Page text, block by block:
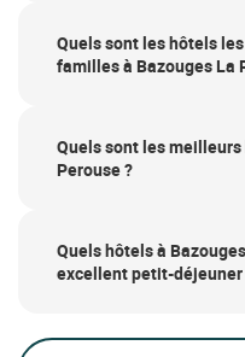
Quels sont les hôtels
familles à Bazouges La
Quels sont les
Perouse ?
Quels hôtels à
excellent petit-déjeuner